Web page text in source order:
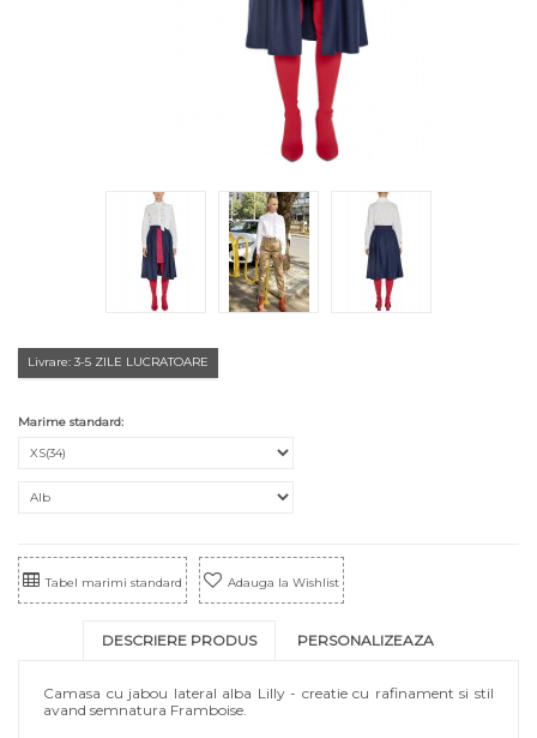
Livrare: 3-5 ZILE LUCRATOARE
Marime standard:
Tabel marimi standard Adauga la Wishlist
DESCRIERE PRODUS PERSONALIZEAZA
Camasa cu jabou lateral alba Lilly - creatie cu rafinament si stil
avand semnatura Framboise.